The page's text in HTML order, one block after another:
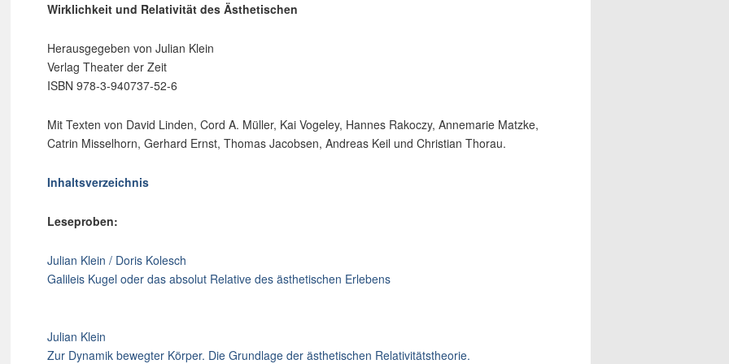
Wirklichkeit und Relativität des Ästhetischen
Herausgegeben von Julian Klein
Verlag Theater der Zeit
ISBN 978-3-940737-52-6
Mit Texten von David Linden, Cord A. Müller, Kai Vogeley, Hannes Rakoczy, Annemarie Matzke,
Catrin Misselhorn, Gerhard Ernst, Thomas Jacobsen, Andreas Keil und Christian Thorau.
Inhaltsverzeichnis
Leseproben:
Julian Klein / Doris Kolesch
Galileis Kugel oder das absolut Relative des ästhetischen Erlebens
Julian Klein
Zur Dynamik bewegter Körper. Die Grundlage der ästhetischen Relativitätstheorie.